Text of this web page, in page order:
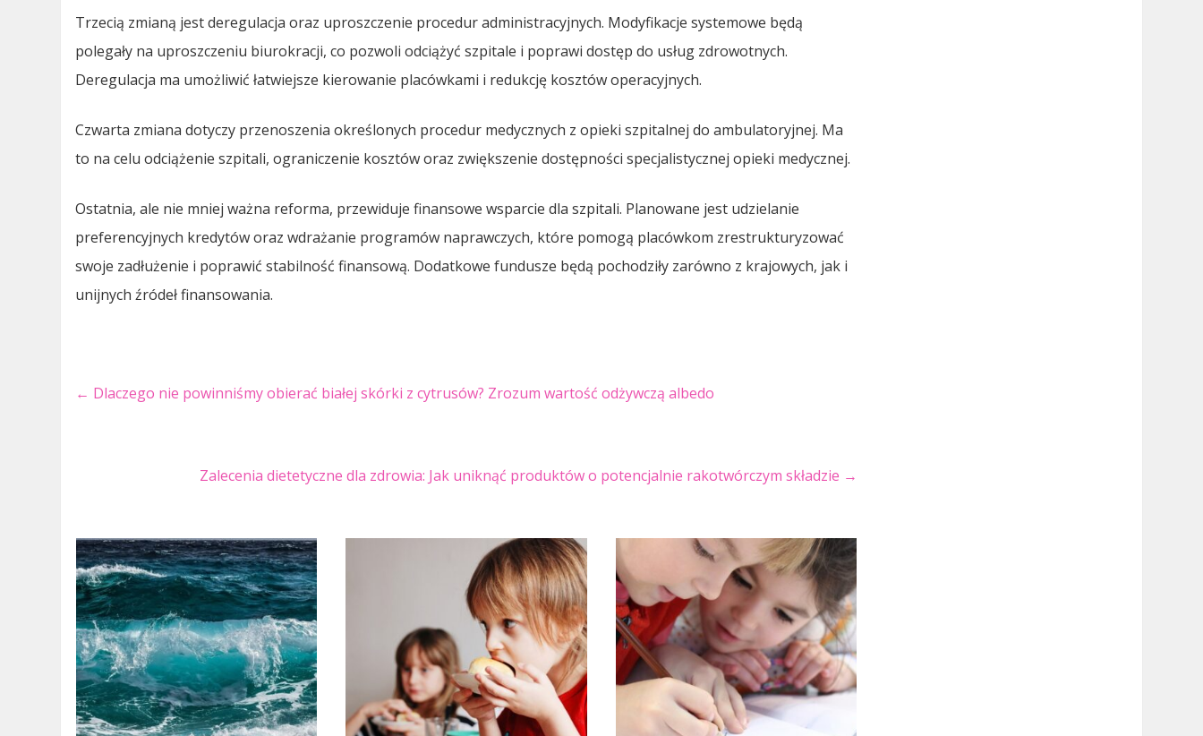
Trzecią zmianą jest deregulacja oraz uproszczenie procedur administracyjnych. Modyfikacje systemowe będą
polegały na uproszczeniu biurokracji, co pozwoli odciążyć szpitale i poprawi dostęp do usług zdrowotnych.
Deregulacja ma umożliwić łatwiejsze kierowanie placówkami i redukcję kosztów operacyjnych.
Czwarta zmiana dotyczy przenoszenia określonych procedur medycznych z opieki szpitalnej do ambulatoryjnej. Ma
to na celu odciążenie szpitali, ograniczenie kosztów oraz zwiększenie dostępności specjalistycznej opieki medycznej.
Ostatnia, ale nie mniej ważna reforma, przewiduje finansowe wsparcie dla szpitali. Planowane jest udzielanie
preferencyjnych kredytów oraz wdrażanie programów naprawczych, które pomogą placówkom zrestrukturyzować
swoje zadłużenie i poprawić stabilność finansową. Dodatkowe fundusze będą pochodziły zarówno z krajowych, jak i
unijnych źródeł finansowania.
← Dlaczego nie powinniśmy obierać białej skórki z cytrusów? Zrozum wartość odżywczą albedo
Zalecenia dietetyczne dla zdrowia: Jak uniknąć produktów o potencjalnie rakotwórczym składzie →